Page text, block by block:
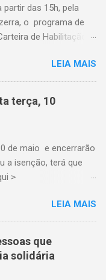
partir das 15h, pela
o programa de
de Habilitação
sociais, que devem
Cadastro Único.
LEIA MAIS
terça, 10
de maio e encerrarão
a isenção, terá que
>
LEIA MAIS
que
solidária